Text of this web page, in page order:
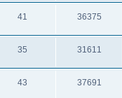
41 36375
35 31611
43 37691